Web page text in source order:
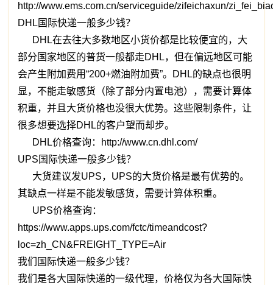
http://www.ems.com.cn/serviceguide/zifeichaxun/
DHL国际快递一般多少钱？
DHL在去往大多数地区小货价都是比较便宜的，大
部分国家地区的普货一般都走DHL，但在偏远地区可能
会产生附加费用“200+燃油附加费”。DHL的缺点也很明
显，不能走敏感货（除了部分内置电池），需要计算体
积重，并且大货价格也没很大优势。这些限制条件，让
很多想要选择DHL的客户望而却步。
DHL价格查询：http://www.cn.dhl.com/
UPS国际快递一般多少钱？
大货建议发UPS，UPS的大货价格是最有优势的。
其缺点一样是不能发敏感货，需要计算体积重。
UPS价格查询：
https://www.apps.ups.com/fctc/timeandcost?
loc=zh_CN&FREIGHT_TYPE=Air
我们国际快递一般多少钱？
我们是各大国际快递的一级代理，价格仅为各大国际快